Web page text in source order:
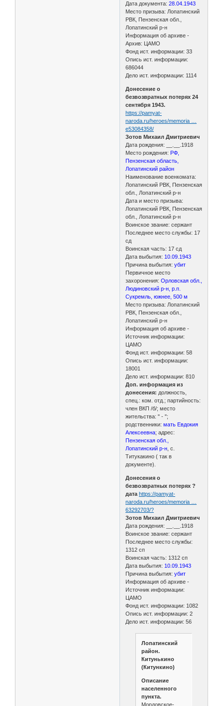
Дата документа:28.04.1943
Место призыва: Лопатинский
РВК, Пензенская обл.,
Лопатинский р-н
Информация об архиве -
Архив: ЦАМО
Фонд ист. информации: 33
Опись ист. информации:
686044
Дело ист. информации: 1114
Донесение о
безвозвратных потерях 24
сентября 1943.
https://pamyat-
naroda.ru/heroes/memoria …
e53084358/
Зотов Михаил Дмитриевич
Дата рождения: __.__.1918
Место рождения: РФ,
Пензенская область,
Лопатинский район
Наименование военкомата:
Лопатинский РВК, Пензенская
обл., Лопатинский р-н
Дата и место призыва:
Лопатинский РВК, Пензенская
обл., Лопатинский р-н
Воинское звание: сержант
Последнее место службы: 17
сд
Воинская часть: 17 сд
Дата выбытия: 10.09.1943
Причина выбытия: убит
Первичное место
захоронения:Орловская обл.,
Людиновский р-н, р.п.
Сукремль, южнее, 500 м
Место призыва: Лопатинский
РВК, Пензенская обл.,
Лопатинский р-н
Информация об архиве -
Источник информации:
ЦАМО
Фонд ист. информации: 58
Опись ист. информации:
18001
Дело ист. информации: 810
Доп. информация из
донесения: должность,
спец.: ком. отд.; партийность:
член ВКП /б/; место
жительства: " - ";
родственники:мать Евдокия
Алексеевна; адрес:
Пензенская обл.,
Лопатинский р-н , с.
Титукакино ( так в
документе).
Донесения о
безвозвратных потерях ?
дата https://pamyat-
naroda.ru/heroes/memoria …
63292703/?
Зотов Михаил Дмитриевич
Дата рождения: __.__.1918
Воинское звание: сержант
Последнее место службы:
1312 сп
Воинская часть: 1312 сп
Дата выбытия: 10.09.1943
Причина выбытия:убит
Информация об архиве -
Источник информации:
ЦАМО
Фонд ист. информации: 1082
Опись ист. информации: 2
Дело ист. информации: 56
Лопатинский
район.
Китунькино
(Китункино)
Описание
населенного
пункта.
Мордовское-